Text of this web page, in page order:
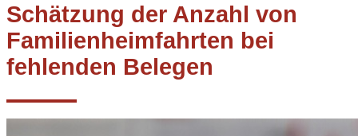
Schätzung der Anzahl von
Familienheimfahrten bei
fehlenden Belegen